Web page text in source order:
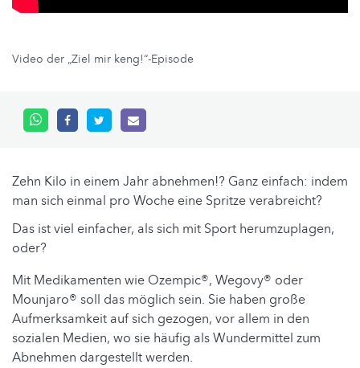
Video der „Ziel mir keng!“-Episode
Zehn Kilo in einem Jahr abnehmen!? Ganz einfach: indem
man sich einmal pro Woche eine Spritze verabreicht?
Das ist viel einfacher, als sich mit Sport herumzuplagen,
oder?
Mit Medikamenten wie Ozempic®, Wegovy® oder
Mounjaro® soll das möglich sein. Sie haben große
Aufmerksamkeit auf sich gezogen, vor allem in den
sozialen Medien, wo sie häufig als Wundermittel zum
Abnehmen dargestellt werden.